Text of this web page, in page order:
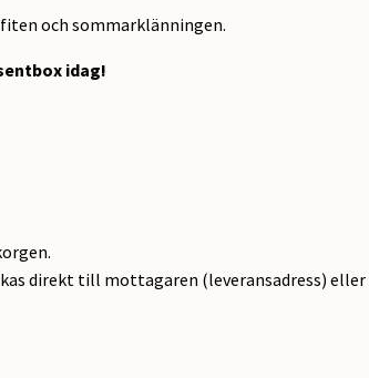
och sommarklänningen.
idag!
direkt till mottagaren (leveransadress)